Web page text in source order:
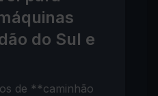
do Sul e
de **caminhão